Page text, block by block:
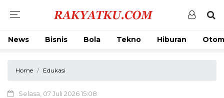
News Bisnis Bola Tekno Hiburan
Home Edukasi
Selasa, 07 Juli 2026 15:08